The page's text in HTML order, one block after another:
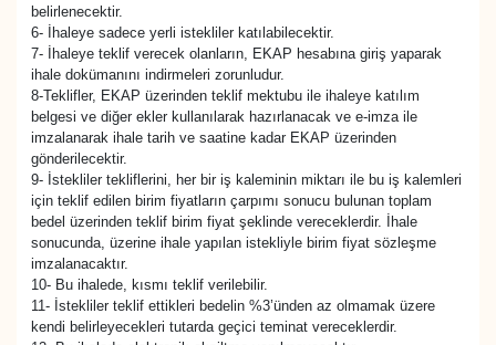
belirlenecektir.
6- İhaleye sadece yerli istekliler katılabilecektir.
7- İhaleye teklif verecek olanların, EKAP hesabına giriş yaparak
ihale dokümanını indirmeleri zorunludur.
8-Teklifler, EKAP üzerinden teklif mektubu ile ihaleye katılım
belgesi ve diğer ekler kullanılarak hazırlanacak ve e-imza ile
imzalanarak ihale tarih ve saatine kadar EKAP üzerinden
gönderilecektir.
9- İstekliler tekliflerini, her bir iş kaleminin miktarı ile bu iş kalemleri
için teklif edilen birim fiyatların çarpımı sonucu bulunan toplam
bedel üzerinden teklif birim fiyat şeklinde vereceklerdir. İhale
sonucunda, üzerine ihale yapılan istekliyle birim fiyat sözleşme
imzalanacaktır.
10- Bu ihalede, kısmı teklif verilebilir.
11- İstekliler teklif ettikleri bedelin %3’ünden az olmamak üzere
kendi belirleyecekleri tutarda geçici teminat vereceklerdir.